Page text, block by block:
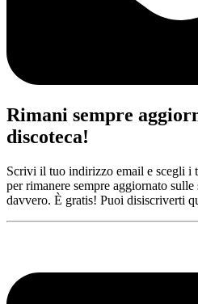
Rimani sempre
discoteca!
Scrivi il tuo indirizzo email e scegli i
per rimanere sempre aggiornato
davvero. È gratis! Puoi disiscriverti